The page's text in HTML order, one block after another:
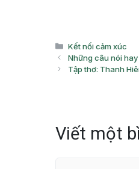
Danh
mục
Kết nối cảm xúc
Những câu nói
Tập thơ: Thanh
Viết một